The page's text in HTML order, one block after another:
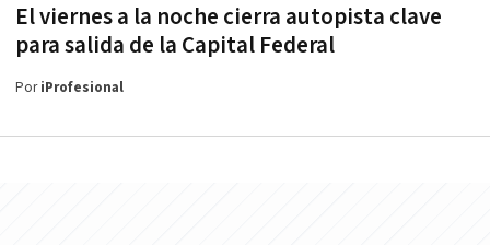
El viernes a la noche cierra autopista clave
para salida de la Capital Federal
PoriProfesional